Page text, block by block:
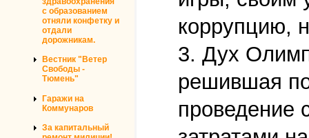
с образованием
отняли конфетку и
отдали
дорожникам.
Вестник "Ветер
Свободы -
Тюмень"
Гаражи на
Коммунаров
За капитальный
коррупцию,
3. Дух
решившая
проведение